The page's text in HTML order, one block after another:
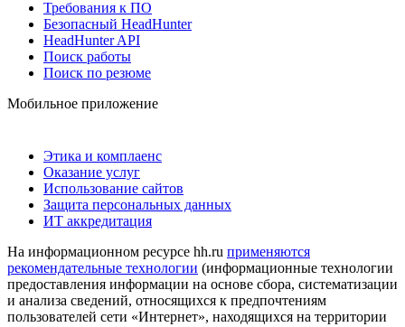
Требования к ПО
Безопасный HeadHunter
HeadHunter API
Поиск работы
Поиск по резюме
Мобильное приложение
Этика и комплаенс
Оказание услуг
Использование сайтов
Защита персональных данных
ИТ аккредитация
На информационном ресурсе hh.ru применяются
рекомендательные технологии (информационные технологии
предоставления информации на основе сбора, систематизации
и анализа сведений, относящихся к предпочтениям
пользователей сети «Интернет», находящихся на территории